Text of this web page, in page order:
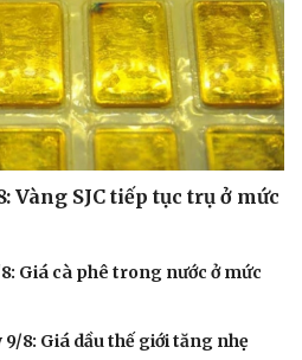
Vàng SJC tiếp tục trụ ở mức
Giá cà phê trong nước ở mức
8: Giá dầu thế giới tăng nhẹ